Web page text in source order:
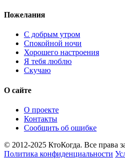
Пожелания
С добрым утром
Спокойной ночи
Хорошего настроения
Я тебя люблю
Скучаю
О сайте
О проекте
Контакты
Сообщить об ошибке
© 2012-2025 КтоКогда. Все права
Политика конфиденциальности